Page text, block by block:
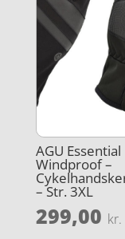
AGU Essential
Windproof –
– Str. 3XL
299,00 kr.